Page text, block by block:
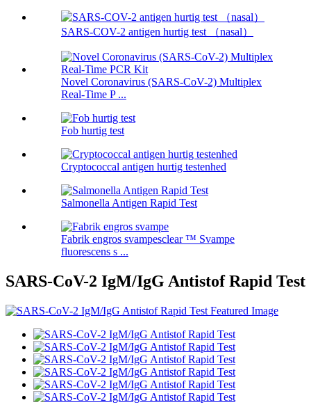
SARS-COV-2 antigen hurtig test （nasal）
Novel Coronavirus (SARS-CoV-2) Multiplex
Real-Time P ...
Fob hurtig test
Cryptococcal antigen hurtig testenhed
Salmonella Antigen Rapid Test
Fabrik engros svampesclear ™ Svampe
fluorescens s ...
SARS-CoV-2 IgM/IgG Antistof Rapid Test